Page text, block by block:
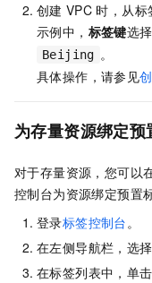
创建 VPC 时，从标
示例中， 标签键选
Beijing 。
具体操作，请参见
为存量资源绑定预
对于存量资源，您可以
控制台为资源绑定预置
登录标签控制台。
在左侧导航栏，选择
在标签列表中，单